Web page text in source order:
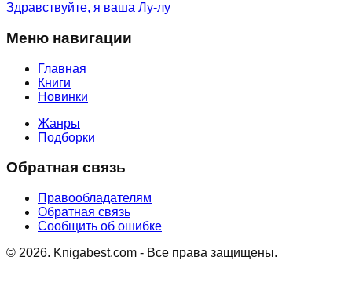
Здравствуйте, я ваша Лу-лу
Меню навигации
Главная
Книги
Новинки
Жанры
Подборки
Обратная связь
Правообладателям
Обратная связь
Сообщить об ошибке
© 2026. Knigabest.com - Все права защищены.